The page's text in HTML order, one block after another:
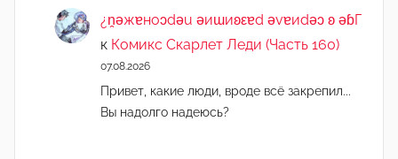
¿n̯ǝжɐноɔdǝu ǝиɯиʚεɐd ǝvɐиdǝɔ ʚ ǝɓГ
к Комикс Скарлет Леди (Часть 160)
07.08.2026
Привет, какие люди, вроде всё закрепил...
Вы надолго надеюсь?